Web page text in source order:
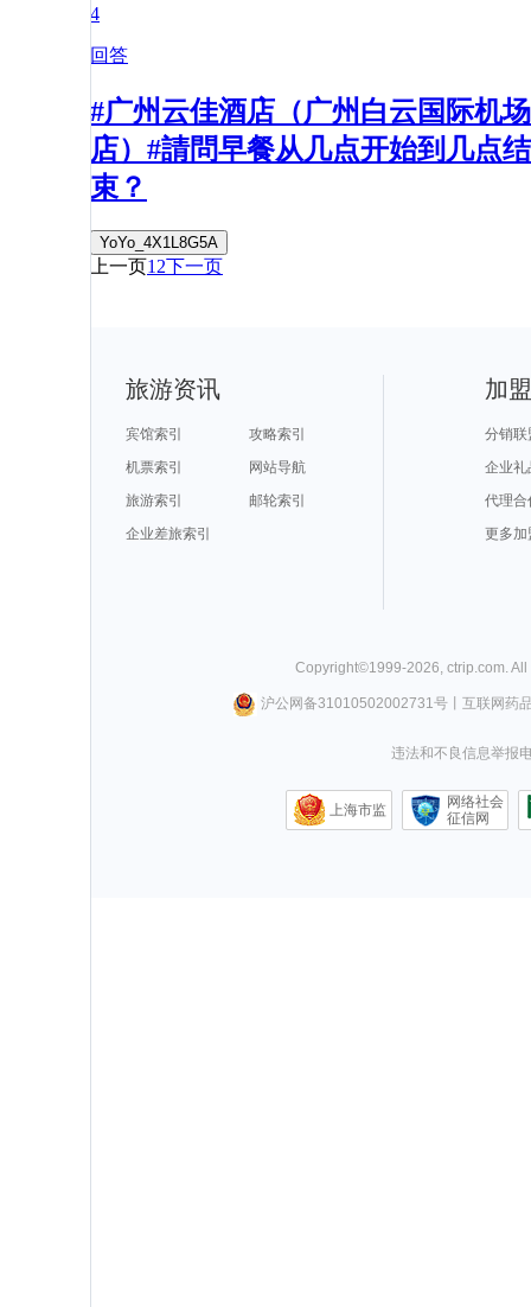
4
回答
#广州云佳酒店（广州白云国际机场
店）#請問早餐从几点开始到几点结
束？
YoYo_4X1L8G5A
上一页1 2下一页
旅游资讯
宾馆索引
攻略索引
机票索引
网站导航
旅游索引
邮轮索引
企业差旅索引
加
分销联
企业礼
代理合
更多加
Copyright©1999-2026, ctrip.com.
沪公网备31010502002731号丨 互联网药
违法和不良信息举报
上海市监
网络社会
征信网